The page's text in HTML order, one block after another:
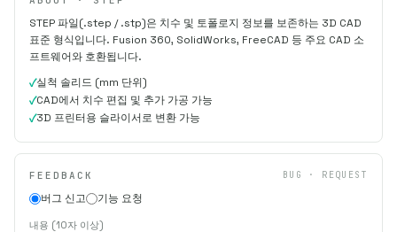
STEP 파일(.step / .stp)은 치수 및 토폴로지 정보를 보존하는 3D CAD
표준 형식입니다. Fusion 360, SolidWorks, FreeCAD 등 주요 CAD 소
프트웨어와 호환됩니다.
실척 솔리드 (mm 단위)
CAD에서 치수 편집 및 추가 가공 가능
3D 프린터용 슬라이서로 변환 가능
FEEDBACK BUG · REQUEST
버그 신고 기능 요청
내용 (10자 이상)